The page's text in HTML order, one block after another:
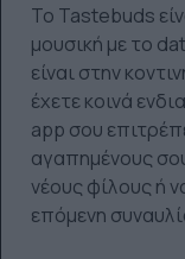
Το Tastebuds
μουσική με το
είναι στην
έχετε κοινά
app σου
αγαπημένους
νέους φίλους ή
επόμενη